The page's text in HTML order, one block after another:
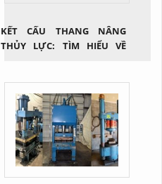
KẾT CẤU THANG NÂNG
THỦY LỰC: TÌM HIỂU VỀ